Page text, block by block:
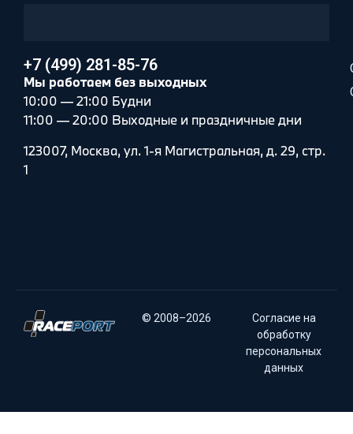
+7 (499) 281-85-76
Мы работаем без выходных
10:00 — 21:00 Будни
11:00 — 20:00 Выходные и праздничные дни
123007, Москва, ул. 1-я Магистральная, д. 29, стр.
1
© 2008–2026
Согласие на
обработку
персональных
данных